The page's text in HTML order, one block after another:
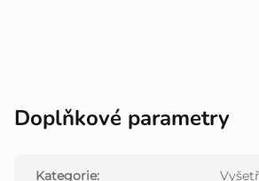
Doplňkové parametry
Kategorie: